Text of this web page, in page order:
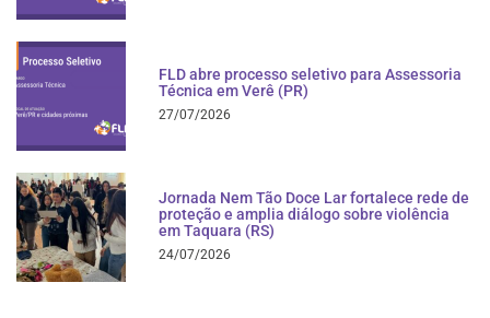
FLD abre processo seletivo para Assessoria
Técnica em Verê (PR)
27/07/2026
Jornada Nem Tão Doce Lar fortalece rede de
proteção e amplia diálogo sobre violência
em Taquara (RS)
24/07/2026